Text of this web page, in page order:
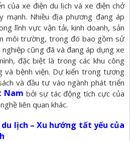
của xe điện du lịch và xe điện chở
mạnh. Nhiều địa phương đang áp
lĩnh vực vận tải, kinh doanh, sản
môi trường, trong đó bao gồm sử
cũng đã và đang áp dụng xe
đặc biệt là trong các khu công
và bệnh viện. Dự kiến trong tương
và đầu tư vào ngành phát triển
Nam bởi sự tác động tích cực của
liên quan khác.
du lịch – Xu hướng tất yếu của